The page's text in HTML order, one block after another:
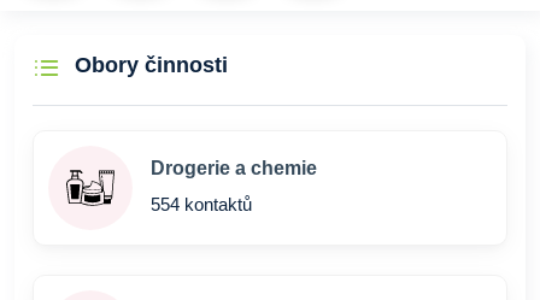
Obory činnosti
Drogerie a chemie
554 kontaktů